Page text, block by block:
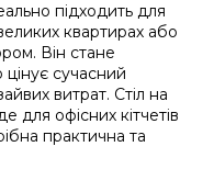
підходить для
квартирах або
Він стане
сучасний
витрат. Стіл на
для офісних кітчетів
практична та